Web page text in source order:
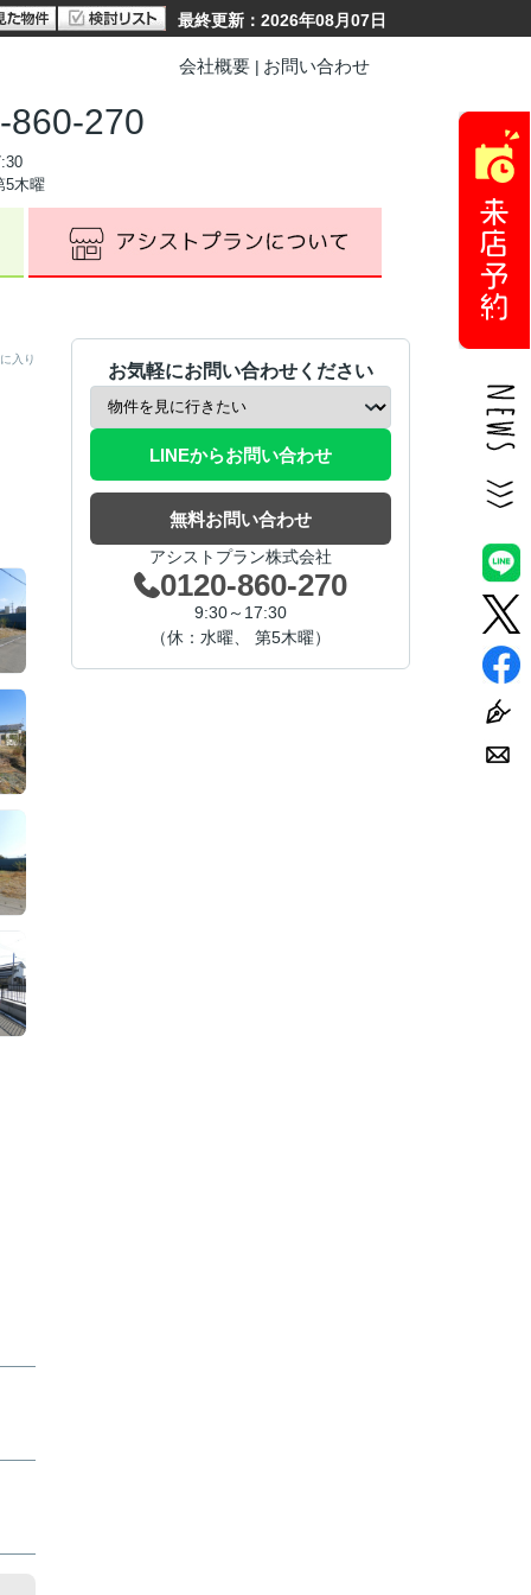
最終更新：2026年08月07日
会社概要 お問い合わせ
270
5木曜
入り
お気軽にお問い合わせください
LINEからお問い合わせ
無料お問い合わせ
アシストプラン株式会社
0120-860-270
9:30～17:30
（休：水曜、 第5木曜）